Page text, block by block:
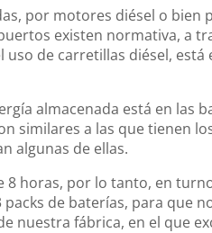
por motores diésel o bien
existen normativa, a
de carretillas diésel, está
almacenada está en las
similares a las que tienen
algunas de ellas.
8 horas, por lo tanto, en
de baterías, para que
nuestra fábrica, en el que